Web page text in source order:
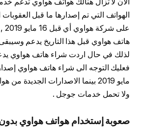
الان لا تزال هنالك هواتف هواوي تدعم
الهواتف التي تم إصدارها ما قبل
هاتف هواوي قبل هذا التاريخ يدعم
لذلك في حال اردت شراء هاتف هواوي
مايو 2019 بينما الاصدارات الجديدة
ولا تحمل خدمات جوجل .
صعوبة إستخدام هواتف هواوي